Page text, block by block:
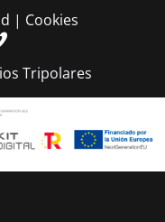
Tripolares
| Cookies